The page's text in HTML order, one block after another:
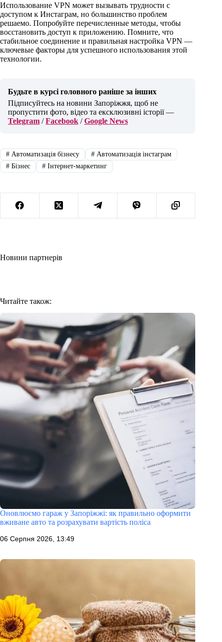
Использование VPN может вызывать трудности с
доступом к Инстаграм, но большинство проблем
решаемо. Попробуйте перечисленные методы, чтобы
восстановить доступ к приложению. Помните, что
стабильное соединение и правильная настройка VPN —
ключевые факторы для успешного использования этой
технологии.
Будьте в курсі головного раніше за інших
Підписуйтесь на новини Запоріжжя, щоб не
пропустити фото, відео та ексклюзивні історії —
Telegram /Facebook /Google News
#Автоматизація бізнесу #Автоматизація інстаграм
#Бізнес #Інтернет-маркетинг
Новини партнерів
Читайте також:
Оновлюємо гараж у Запоріжжі: як правильно оформити
вживане авто та розрахувати вартість поліса
06 Серпня 2026, 13:49